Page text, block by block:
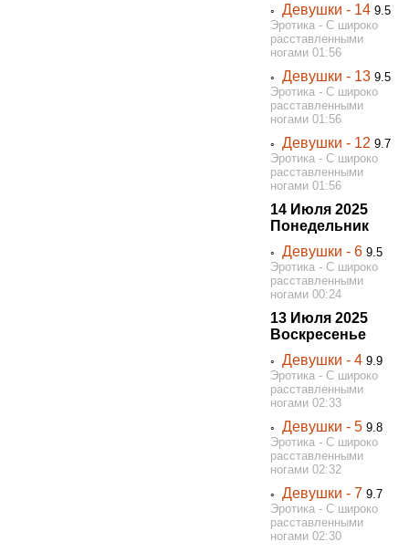
◦Девушки - 14 9.5
Эротика - С широко
расставленными
ногами 01:56
◦Девушки - 13 9.5
Эротика - С широко
расставленными
ногами 01:56
◦Девушки - 12 9.7
Эротика - С широко
расставленными
ногами 01:56
14 Июля 2025
Понедельник
◦Девушки - 6 9.5
Эротика - С широко
расставленными
ногами 00:24
13 Июля 2025
Воскресенье
◦Девушки - 4 9.9
Эротика - С широко
расставленными
ногами 02:33
◦Девушки - 5 9.8
Эротика - С широко
расставленными
ногами 02:32
◦Девушки - 7 9.7
Эротика - С широко
расставленными
ногами 02:30